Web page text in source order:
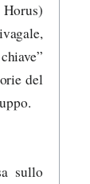
del
sullo